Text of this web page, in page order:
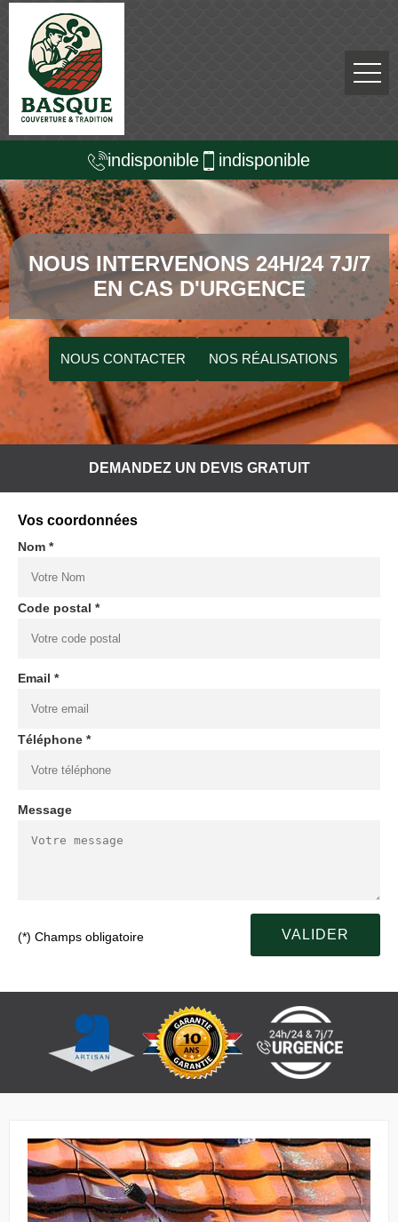
indisponible indisponible
NOUS INTERVENONS 24H/24 7J/7
EN CAS D'URGENCE
NOUS CONTACTER NOS RÉALISATIONS
DEMANDEZ UN DEVIS GRATUIT
Vos coordonnées
Nom *
Code postal *
Email *
Téléphone *
Message
(*) Champs obligatoire